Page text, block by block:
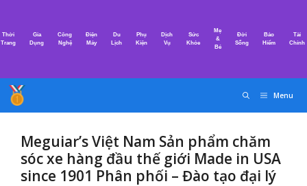
nội
Thời
Trang
Gia
Dụng
Công
Nghệ
Điện
Máy
Du
Lịch
Phụ
Kiện
Dịch
Vụ
Sức
Khỏe
Mẹ
&
Bé
Đời
Sống
Bảo
Hiểm
Tài
Chính
Menu
Meguiar’s Việt Nam Sản phẩm chăm
sóc xe hàng đầu thế giới Made in USA
since 1901 Phân phối – Đào tạo đại lý